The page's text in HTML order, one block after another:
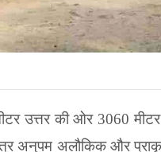
उत्तर की ओर 3060
अनुपम अलौकिक और